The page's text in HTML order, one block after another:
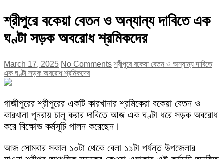
শ্রীপুরে বকেয়া বেতন ও অন্যান্য দাবিতে এক
ঘণ্টা সড়ক অবরোধ শ্রমিকদের
March 17, 2025 No Comments শ্রীপুরে বকেয়া বেতন ও অন্যান্য দাবিতে
এক ঘণ্টা সড়ক অবরোধ শ্রমিকদের
গাজীপুরের শ্রীপুরের একটি কারখানার শ্রমিকেরা বকেয়া বেতন ও
কারখানা পুনরায় চালু করার দাবিতে আজ এক ঘণ্টা ধরে সড়ক অবরোধ
করে বিক্ষোভ কর্মসূচি পালন করেছেন।
আজ সোমবার সকাল ১০টা থেকে বেলা ১১টা পর্যন্ত উপজেলার